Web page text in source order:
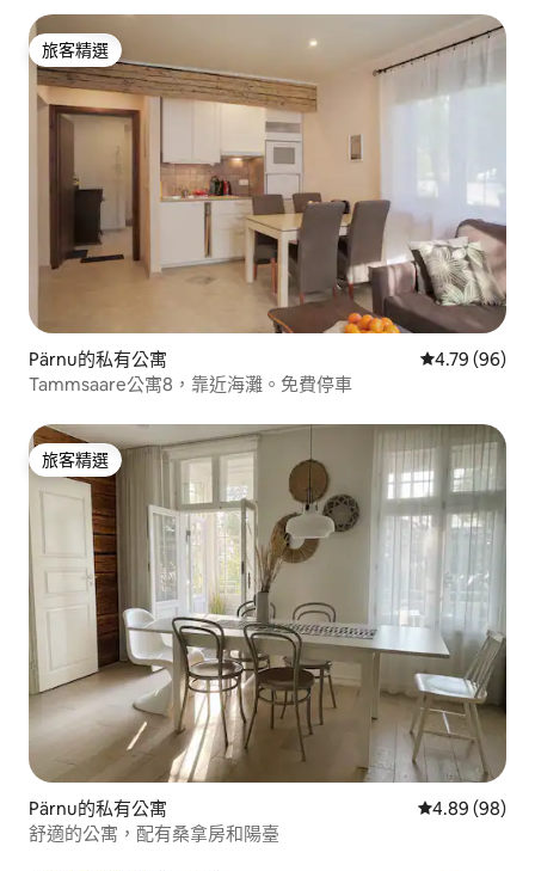
旅客精選
旅客精選
Pärnu的私有公寓 從 96 則評價
4.79 (96)
Tammsaare公寓8，靠近海灘。免費停車
旅客精選
旅客精選
Pärnu的私有公寓 從 98 則評價
4.89 (98)
舒適的公寓，配有桑拿房和陽臺